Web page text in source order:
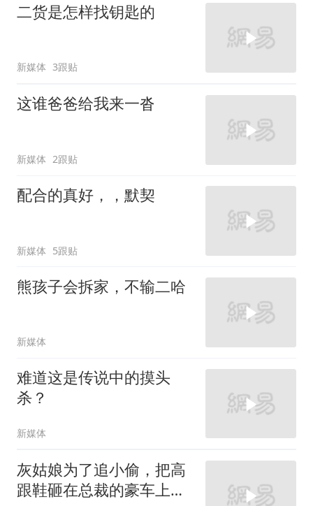
二货是怎样找钥匙的
新媒体 3跟贴
这谁爸爸给我来一沓
新媒体 2跟贴
配合的真好，，默契
新媒体 5跟贴
熊孩子会拆家，不输二哈
新媒体
难道这是传说中的摸头
杀？
新媒体
灰姑娘为了追小偷，把高
跟鞋砸在总裁的豪车上，